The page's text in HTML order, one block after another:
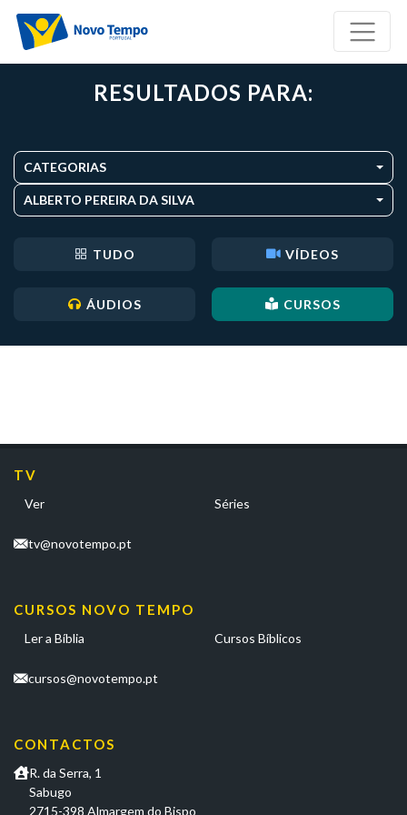
RESULTADOS PARA:
CATEGORIAS
ALBERTO PEREIRA DA SILVA
TUDO VÍDEOS
ÁUDIOS CURSOS
TV
Ver Séries
tv@novotempo.pt
CURSOS NOVO TEMPO
Ler a Bíblia Cursos Bíblicos
cursos@novotempo.pt
CONTACTOS
R. da Serra, 1
Sabugo
2715-398 Almargem do Bispo